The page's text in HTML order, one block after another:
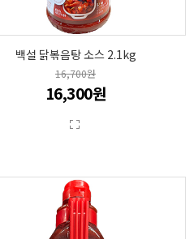
백설 닭볶음탕 소스 2.1kg
16,700원
16,300원